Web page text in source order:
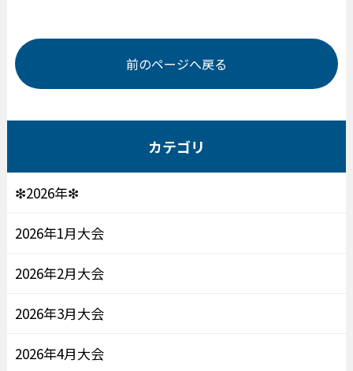
前のページへ戻る
カテゴリ
❇2026年❇
2026年1月大会
2026年2月大会
2026年3月大会
2026年4月大会